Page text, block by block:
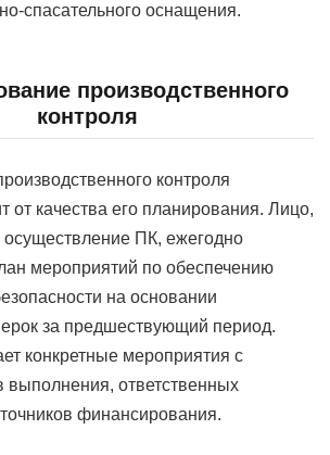
спасательного оснащения.
производственного
контроля
контроля
от качества его планирования. Лицо,
осуществление ПК, ежегодно
мероприятий по обеспечению
на основании
за предшествующий период.
конкретные мероприятия с
выполнения, ответственных
финансирования.